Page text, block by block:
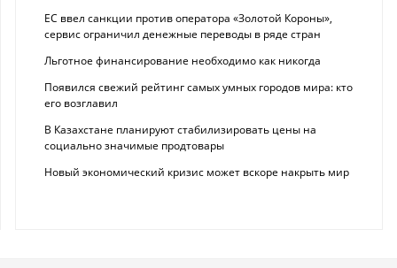
ЕС ввел санкции против оператора «Золотой Короны»,
сервис ограничил денежные переводы в ряде стран
Льготное финансирование необходимо как никогда
Появился свежий рейтинг самых умных городов мира: кто
его возглавил
В Казахстане планируют стабилизировать цены на
социально значимые продтовары
Новый экономический кризис может вскоре накрыть мир